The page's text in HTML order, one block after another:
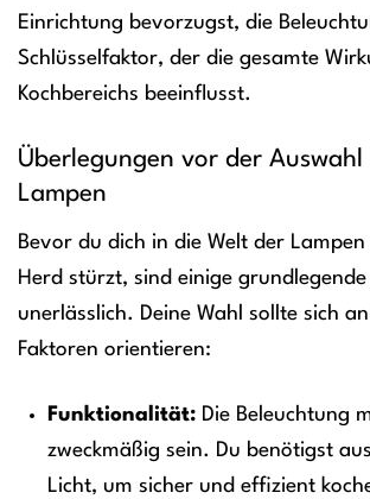
Einrichtung bevorzugst, die
Schlüsselfaktor, der die gesamte
Kochbereichs beeinflusst.
Überlegungen vor der Auswahl
Lampen
Bevor du dich in die Welt der
Herd stürzt, sind einige
unerlässlich. Deine Wahl sollte sich
Faktoren orientieren:
Funktionalität:Die Beleuchtung
zweckmäßig sein. Du benötigst
Licht, um sicher und effizient